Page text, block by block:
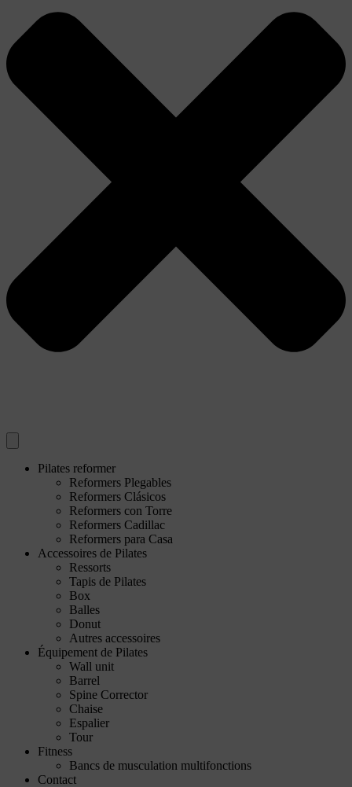
Pilates reformer
Reformers Plegables
Reformers Clásicos
Reformers con Torre
Reformers Cadillac
Reformers para Casa
Accessoires de Pilates
Ressorts
Tapis de Pilates
Box
Balles
Donut
Autres accessoires
Équipement de Pilates
Wall unit
Barrel
Spine Corrector
Chaise
Espalier
Tour
Fitness
Bancs de musculation multifonctions
Contact